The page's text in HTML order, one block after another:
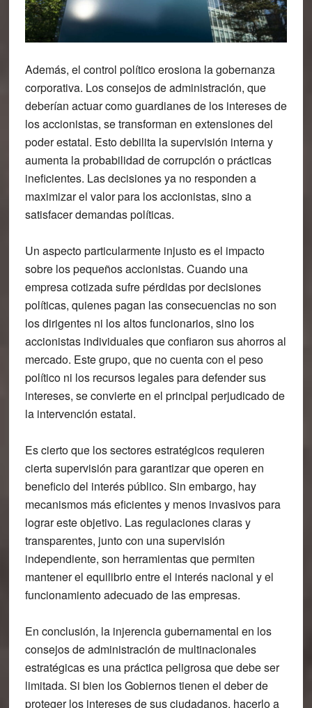
Además, el control político erosiona la gobernanza
corporativa. Los consejos de administración, que
deberían actuar como guardianes de los intereses de
los accionistas, se transforman en extensiones del
poder estatal. Esto debilita la supervisión interna y
aumenta la probabilidad de corrupción o prácticas
ineficientes. Las decisiones ya no responden a
maximizar el valor para los accionistas, sino a
satisfacer demandas políticas.
Un aspecto particularmente injusto es el impacto
sobre los pequeños accionistas. Cuando una
empresa cotizada sufre pérdidas por decisiones
políticas, quienes pagan las consecuencias no son
los dirigentes ni los altos funcionarios, sino los
accionistas individuales que confiaron sus ahorros al
mercado. Este grupo, que no cuenta con el peso
político ni los recursos legales para defender sus
intereses, se convierte en el principal perjudicado de
la intervención estatal.
Es cierto que los sectores estratégicos requieren
cierta supervisión para garantizar que operen en
beneficio del interés público. Sin embargo, hay
mecanismos más eficientes y menos invasivos para
lograr este objetivo. Las regulaciones claras y
transparentes, junto con una supervisión
independiente, son herramientas que permiten
mantener el equilibrio entre el interés nacional y el
funcionamiento adecuado de las empresas.
En conclusión, la injerencia gubernamental en los
consejos de administración de multinacionales
estratégicas es una práctica peligrosa que debe ser
limitada. Si bien los Gobiernos tienen el deber de
proteger los intereses de sus ciudadanos, hacerlo a